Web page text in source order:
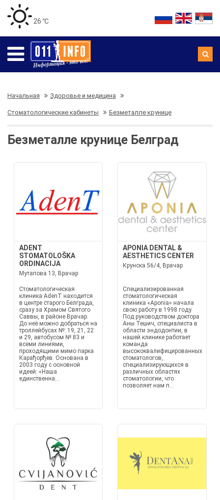
26 ℃
Начальная Здоровье и медицина
Стоматологические кабинеты Безметалле крунице
Безметалле крунице Белград
ADENT
STOMATOLOŠKA
ORDINACIJA
Мутапова 13, Врачар
Стоматологическая
клиника AdenT находится
в центре старого Белграда,
сразу за Храмом Святого
Саввы, в районе Врачар.
До неё можно добраться на
троллейбусах №: 19, 21, 22
и 29, автобусом № 83 и
всеми линиями,
проходящими мимо парка
Карађорђев. Основана в
2003 году с основной
идеей: «Наша
единственна...
APONIA DENTAL &
AESTHETICS CENTER
Крунска 56/4, Врачар
Специализированная
стоматологическая
клиника «Aponia» начала
свою работу в 1998 году.
Под руководством доктора
Аны Тешич, специалиста в
области эндодонтии, в
нашей клинике работает
команда
высококвалифицированных
стоматологов,
специализирующихся в
различных областях
стоматологии, что
позволяет нам п...